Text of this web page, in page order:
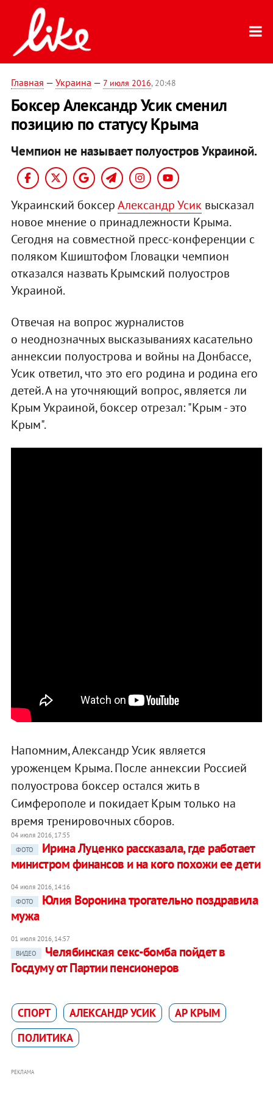
Главная — Украина — 7 июля 2016, 20:48
Боксер Александр Усик сменил
позицию по статусу Крыма
Чемпион не называет полуостров Украиной.
Украинский боксерАлександр Усик высказал
новое мнение о принадлежности Крыма.
Сегодня на совместной пресс-конференции с
поляком Кшиштофом Гловацки чемпион
отказался назвать Крымский полуостров
Украиной.
Отвечая на вопрос журналистов
о неоднозначных высказываниях касательно
аннексии полуострова и войны на Донбассе,
Усик ответил, что это его родина и родина его
детей. А на уточняющий вопрос, является ли
Крым Украиной, боксер отрезал: "Крым - это
Крым".
Напомним, Александр Усик является
уроженцем Крыма. После аннексии Россией
полуострова боксер остался жить в
Симферополе и покидает Крым только на
время тренировочных сборов.
04 июля 2016, 17:55
ФОТО
Ирина Луценко рассказала, где работает
министром финансов и на кого похожи ее дети
04 июля 2016, 14:16
ФОТО
Юлия Воронина трогательно поздравила
мужа
01 июля 2016, 14:57
ВИДЕО
Челябинская секс-бомба пойдет в
Госдуму от Партии пенсионеров
СПОРТ АЛЕКСАНДР УСИК
АР КРЫМ
ПОЛИТИКА
РЕКЛАМА